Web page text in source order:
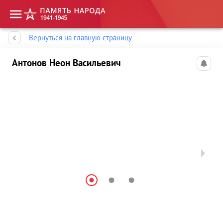
Вернуться на главную страницу
Антонов Неон Васильевич
Память народа